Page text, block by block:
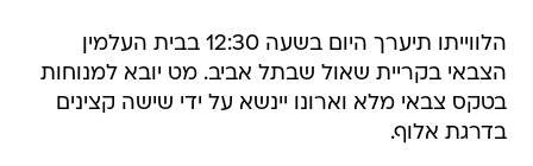
הלווייתו תיערך היום בשעה 12:30 בבית העלמין
הצבאי בקריית שאול שבתל אביב. מט יובא למנוחות
בטקס צבאי מלא וארונו יינשא על ידי שישה קצינים
בדרגת אלוף.